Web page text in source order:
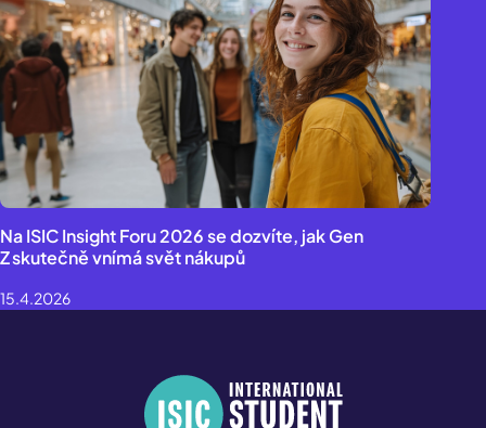
Na ISIC Insight Foru 2026 se dozvíte, jak Gen
Z skutečně vnímá svět nákupů
15.4.2026